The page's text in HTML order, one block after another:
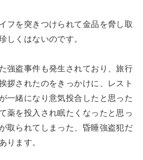
フを突きつけられて金品を脅し取
しくはないのです。
強盗事件も発生されており、旅行
拶されたのをきっかけに、レスト
一緒になり意気投合したと思った
薬を投入され眠たくなったと思っ
取られてしまった、昏睡強盗犯だ
ります。